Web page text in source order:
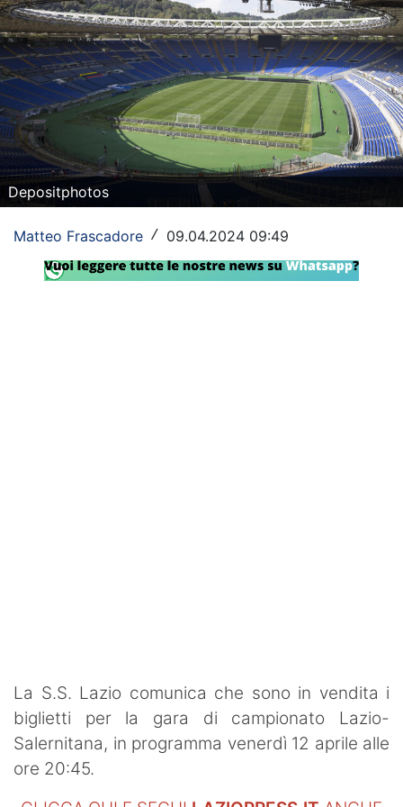
Rassegna Lazio
Social
Calcio
Serie A
Champions League
Altri Sport
Depositphotos
Matteo Frascadore / 09.04.2024 09:49
La S.S. Lazio comunica che sono in vendita i
biglietti per la gara di campionato Lazio-
Salernitana, in programma venerdì 12 aprile alle
ore 20:45.